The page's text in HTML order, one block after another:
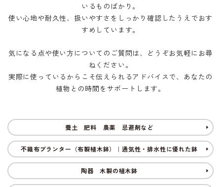
プライバシーポリシー
特定商取引法について
お問い合わせ
ACCOUNT MENU
ようこそ ゲスト 様
meeting_room ログイン person 新規会員登
録
いるものばかり。
使い心地や耐久性、扱いやすさをしっかり確認したうえでおす
すめしています。
気になる点や使い方についてのご質問は、どうぞお気軽にお尋
ねください。
実際に使っているからこそ伝えられるアドバイスで、あなたの
植物との時間をサポートします。
養土 肥料 農薬 忌避剤など
不織布プランター（布製植木鉢）｜通気性・排水性に優れた鉢
陶器 木製の植木鉢